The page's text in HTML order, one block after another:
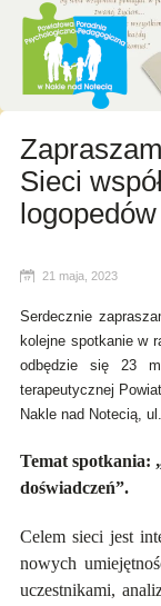
Sieci
logopedów
21 maja, 2023
Serdecznie
kolejne spotkanie w
odbędzie się 23
terapeutycznej
Nakle nad Notecią,
Temat spotkania:
doświadczeń”.
Celem sieci jest
nowych
uczestnikami,